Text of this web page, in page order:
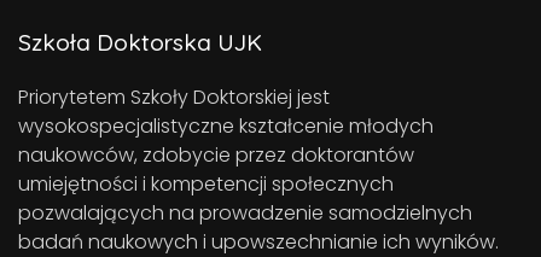
Szkoła Doktorska UJK
Priorytetem Szkoły Doktorskiej jest
wysokospecjalistyczne kształcenie młodych
naukowców, zdobycie przez doktorantów
umiejętności i kompetencji społecznych
pozwalających na prowadzenie samodzielnych
badań naukowych i upowszechnianie ich wyników.